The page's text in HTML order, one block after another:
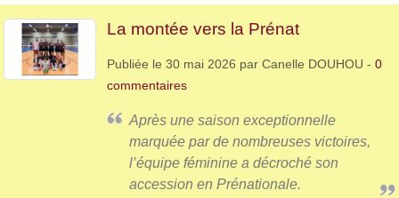
La montée vers la Prénat
Publiée le 30 mai 2026 par Canelle DOUHOU - 0
commentaires
Après une saison exceptionnelle
marquée par de nombreuses victoires,
l’équipe féminine a décroché son
accession en Prénationale.